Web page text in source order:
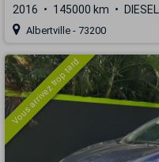
2016 145000 km DIESEL
Albertville - 73200
Vous arrivez trop tard